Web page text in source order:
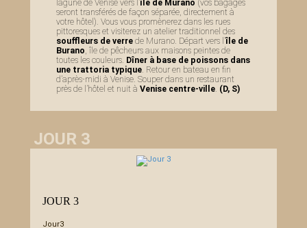
lagune de Venise vers l’île de Murano (vos bagages
seront transférés de façon séparée, directement à
votre hôtel). Vous vous promènerez dans les rues
pittoresques et visiterez un atelier traditionnel des
souffleurs de verre de Murano. Départ vers l’île de
Burano, île de pêcheurs aux maisons peintes de
toutes les couleurs. Dîner à base de poissons dans
une trattoria typique. Retour en bateau en fin
d’après-midi à Venise. Souper dans un restaurant
près de l’hôtel et nuit à Venise centre-ville. (D, S)
JOUR 3
JOUR 3
Jour3